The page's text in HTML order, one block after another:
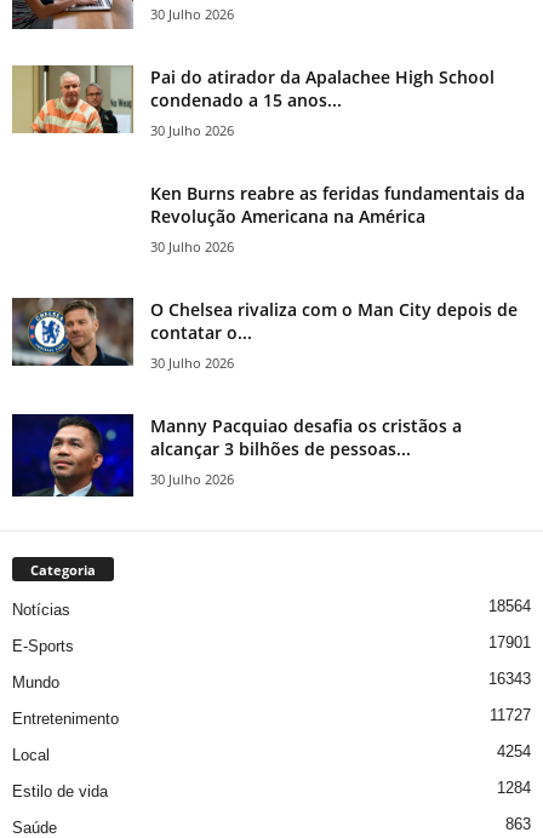
30 Julho 2026
Pai do atirador da Apalachee High School
condenado a 15 anos...
30 Julho 2026
Ken Burns reabre as feridas fundamentais da
Revolução Americana na América
30 Julho 2026
O Chelsea rivaliza com o Man City depois de
contatar o...
30 Julho 2026
Manny Pacquiao desafia os cristãos a
alcançar 3 bilhões de pessoas...
30 Julho 2026
Categoria
Notícias 18564
E-Sports 17901
Mundo 16343
Entretenimento 11727
Local 4254
Estilo de vida 1284
Saúde 863